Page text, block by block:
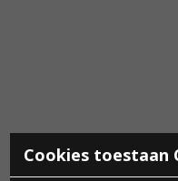
Cookies toestaan